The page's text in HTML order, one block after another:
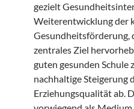
gezielt
Weiterentwicklung der
Gesundheitsförderung,
zentrales Ziel
guten gesunden Schule
nachhaltige Steigerung
Erziehungsqualität ab.